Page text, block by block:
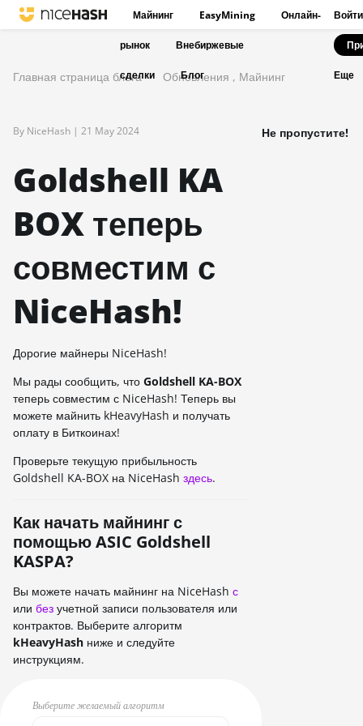
Майнинг EasyMining Онлайн-
рынок Внебиржевые
сделки Блог
Войти
Еще
Главная страница блога Обновления , Майнинг
By NiceHash | 21 May 2024
Goldshell KA
BOX теперь
совместим с
NiceHash!
Дорогие майнеры NiceHash!
Мы рады сообщить, что Goldshell KA-BOX
теперь совместим с NiceHash! Теперь вы
можете майнить kHeavyHash и получать
оплату в Биткоинах!
Проверьте текущую прибыльность
Goldshell KA-BOX на NiceHash здесь.
Как начать майнинг с
помощью ASIC Goldshell
KASPA?
Вы можете начать майнинг на NiceHash с
или без учетной записи пользователя или
контрактов. Выберите алгоритм
kHeavyHash ниже и следуйте
инструкциям.
Выберите желаемый алгоритм
Не пропустите!